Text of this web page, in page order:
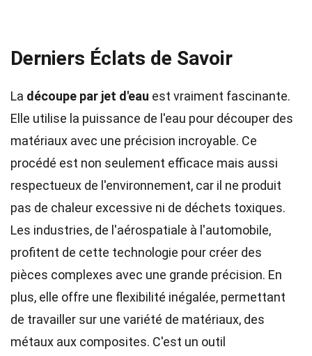
Derniers Éclats de Savoir
La découpe par jet d'eau est vraiment fascinante.
Elle utilise la puissance de l'eau pour découper des
matériaux avec une précision incroyable. Ce
procédé est non seulement efficace mais aussi
respectueux de l'environnement, car il ne produit
pas de chaleur excessive ni de déchets toxiques.
Les industries, de l'aérospatiale à l'automobile,
profitent de cette technologie pour créer des
pièces complexes avec une grande précision. En
plus, elle offre une flexibilité inégalée, permettant
de travailler sur une variété de matériaux, des
métaux aux composites. C'est un outil